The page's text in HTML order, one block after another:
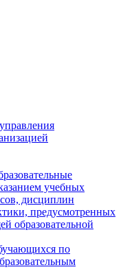
учебных
дисциплин
предусмотренных
образовательной
по